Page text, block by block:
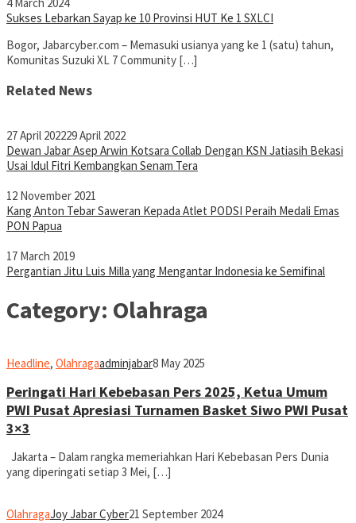
Sukses Lebarkan Sayap ke 10 Provinsi HUT Ke 1 SXLCI
Bogor, Jabarcyber.com – Memasuki usianya yang ke 1 (satu) tahun,
Komunitas Suzuki XL 7 Community […]
Related News
27 April 202229 April 2022
Dewan Jabar Asep Arwin Kotsara Collab Dengan KSN Jatiasih Bekasi
Usai Idul Fitri Kembangkan Senam Tera
12 November 2021
Kang Anton Tebar Saweran Kepada Atlet PODSI Peraih Medali Emas
PON Papua
17 March 2019
Pergantian Jitu Luis Milla yang Mengantar Indonesia ke Semifinal
Category: Olahraga
Headline, Olahragaadminjabar8 May 2025
Peringati Hari Kebebasan Pers 2025, Ketua Umum
PWI Pusat Apresiasi Turnamen Basket Siwo PWI Pusat
3×3
Jakarta – Dalam rangka memeriahkan Hari Kebebasan Pers Dunia
yang diperingati setiap 3 Mei, […]
OlahragaJoy Jabar Cyber21 September 2024